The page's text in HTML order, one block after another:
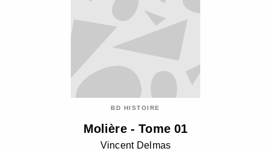
BD HISTOIRE
Molière - Tome 01
Vincent Delmas